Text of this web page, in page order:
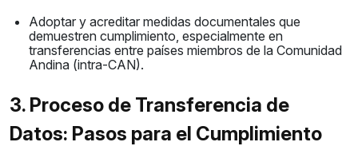
Adoptar y acreditar medidas documentales que
demuestren cumplimiento, especialmente en
transferencias entre países miembros de la Comunidad
Andina (intra-CAN).
3. Proceso de Transferencia de
Datos: Pasos para el Cumplimiento